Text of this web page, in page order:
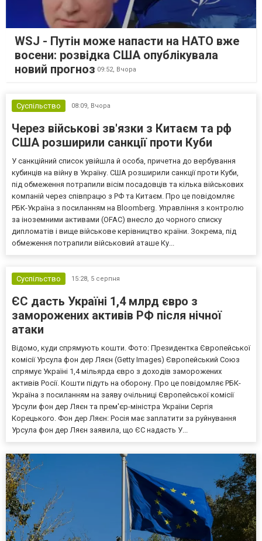
WSJ - Путін може напасти на НАТО вже
восени: розвідка США опублікувала
новий прогноз 09:52, Вчора
Суспільство 08:09, Вчора
Через військові зв'язки з Китаєм та рф
США розширили санкції проти Куби
У санкційний список увійшла й особа, причетна до вербування
кубинців на війну в Україну. США розширили санкції проти Куби,
під обмеження потрапили вісім посадовців та кілька військових
компаній через співпрацю з РФ та Китаєм. Про це повідомляє
РБК-Україна з посиланням на Bloomberg. Управління з контролю
за іноземними активами (OFAC) внесло до чорного списку
дипломатів і вище військове керівництво країни. Зокрема, під
обмеження потрапили військовий аташе Ку...
Суспільство 15:28, 5 серпня
ЄС дасть Україні 1,4 млрд євро з
заморожених активів РФ після нічної
атаки
Відомо, куди спрямують кошти. Фото: Президентка Європейської
комісії Урсула фон дер Ляєн (Getty Images) Європейський Союз
спрямує Україні 1,4 мільярда євро з доходів заморожених
активів Росії. Кошти підуть на оборону. Про це повідомляє РБК-
Україна з посиланням на заяву очільниці Європейської комісії
Урсули фон дер Ляєн та прем'єр-міністра України Сергія
Корецького. Фон дер Ляєн: Росія має заплатити за руйнування
Урсула фон дер Ляєн заявила, що ЄС надасть У...